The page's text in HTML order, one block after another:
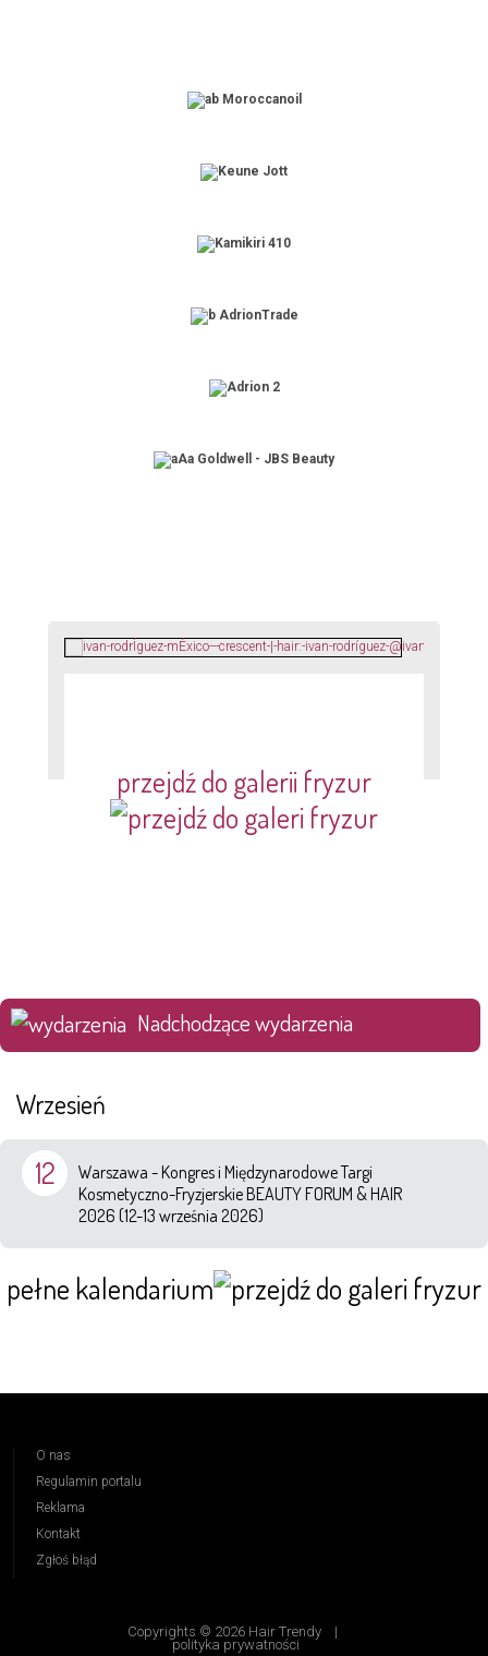
przejdź do galerii fryzur
Nadchodzące wydarzenia
Wrzesień
12
Warszawa - Kongres i Międzynarodowe Targi
Kosmetyczno-Fryzjerskie BEAUTY FORUM & HAIR
2026 (12-13 września 2026)
pełne kalendarium
O nas
Regulamin portalu
Reklama
Kontakt
Zgłoś błąd
Copyrights © 2026 Hair Trendy |
polityka prywatności